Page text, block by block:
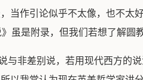
当作引论似乎不太像，也不
虽是附录，但我们若想了解圆
与非差别说，若用现代西方的